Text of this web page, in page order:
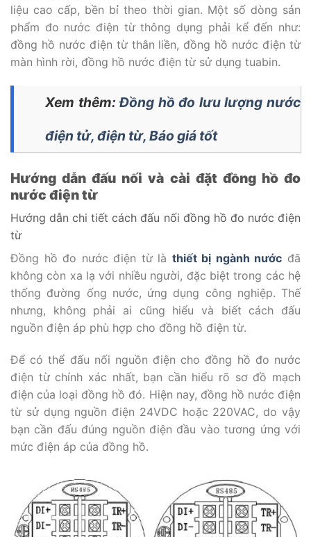
liệu cao cấp, bền bỉ theo thời gian. Một số dòng sản
phẩm đo nước điện từ thông dụng phải kể đến như:
đồng hồ nước điện từ thân liền, đồng hồ nước điện từ
màn hình rời, đồng hồ nước điện từ sử dụng tuabin.
Xem thêm:Đồng hồ đo lưu lượng nước
điện tử, điện từ, Báo giá tốt
Hướng dẫn đấu nối và cài đặt đồng hồ đo
nước điện từ
Hướng dẫn chi tiết cách đấu nối đồng hồ đo nước điện
từ
Đồng hồ đo nước điện từ là thiết bị ngành nước đã
không còn xa lạ với nhiều người, đặc biệt trong các hệ
thống đường ống nước, ứng dụng công nghiệp. Thế
nhưng, không phải ai cũng hiểu và biết cách đấu
nguồn điện áp phù hợp cho đồng hồ điện từ.
Để có thể đấu nối nguồn điện cho đồng hồ đo nước
điện từ chính xác nhất, bạn cần hiểu rõ sơ đồ mạch
điện của loại đồng hồ đó. Hiện nay, đồng hồ nước điện
từ sử dụng nguồn điện 24VDC hoặc 220VAC, do vậy
bạn cần đấu đúng nguồn điện đầu vào tương ứng với
mức điện áp của đồng hồ.